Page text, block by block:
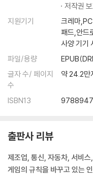
저작권
지원기기
크레마
패드,안드
사양 기기
파일/용량
글자 수/ 페이지
수
약 24.2만
ISBN13
출판사 리뷰
제조업, 통신, 자동차, 서비
게임의 규칙을 바꾸고 있는